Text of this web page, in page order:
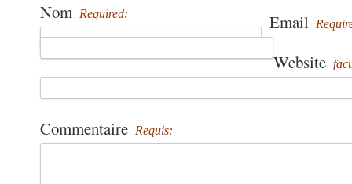
Nom Required: Email
Website
Commentaire Requis: